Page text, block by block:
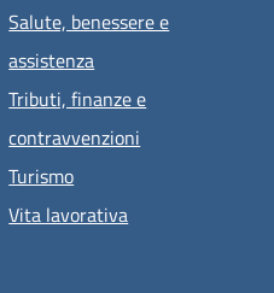
Salute, benessere e
assistenza
Tributi, finanze e
contravvenzioni
Turismo
Vita lavorativa